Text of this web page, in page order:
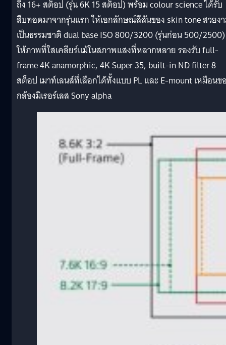
ถึง 16+ สต็อป (รุ่น 6K 15 สต็อป) พร้อม colour science ได้รับ
สืบทอดมาจากรุ่นแรก ให้เอกลักษณ์สีสันของ skin tone สวยง
เป็นธรรมชาติ dual base ISO 800/3200 (รุ่นก่อน 500/2500)
ให้ภาพที่ใสเคลียร์แม้ในสภาพแสงที่หลากหลาย รองรับ full-
frame 4K anamorphic, 4K Super 35, built-in ND filter 8
สต็อป เมาท์เลนส์ที่เลือกได้ทั้งแบบ PL และ E-mount เหมือนข
กล้องมิเรอร์เลส Sony alpha